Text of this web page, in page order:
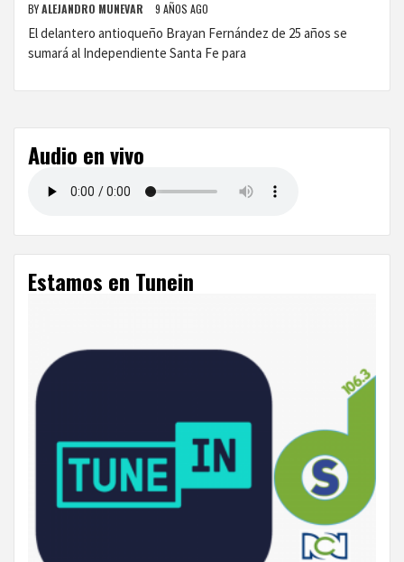
BYALEJANDRO MUNEVAR 9 AÑOS AGO
El delantero antioqueño Brayan Fernández de 25 años se
sumará al Independiente Santa Fe para
Audio en vivo
Estamos en Tunein